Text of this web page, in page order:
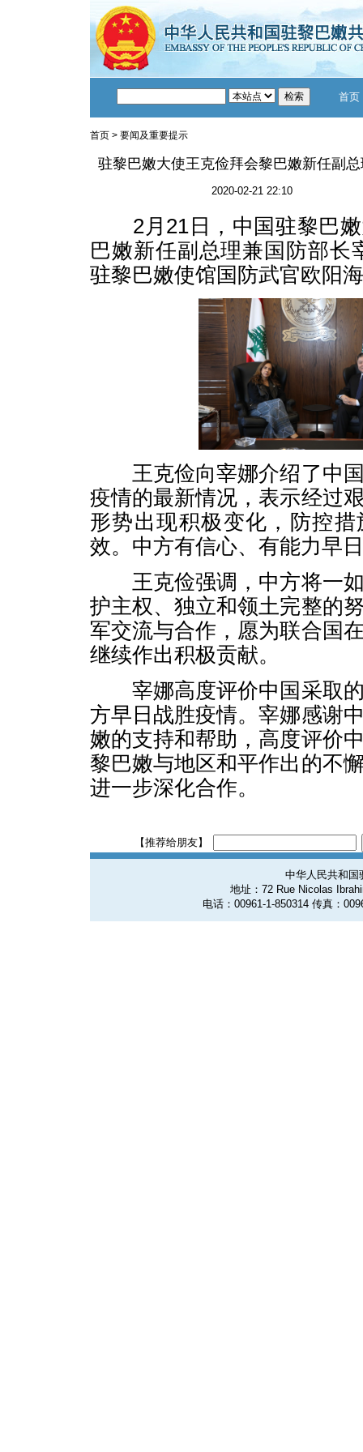
首页
首页 > 要闻及重要提示
驻黎巴嫩大使王克俭拜会黎巴嫩新任副
2020-02-21 22:10
2月21日，中国驻黎巴嫩
巴嫩新任副总理兼国防部长
驻黎巴嫩使馆国防武官欧阳
王克俭向宰娜介绍了中国
疫情的最新情况，表示经过
形势出现积极变化，防控
效。中方有信心、有能力早
王克俭强调，中方将一如
护主权、独立和领土完整的
军交流与合作，愿为联合国
继续作出积极贡献。
宰娜高度评价中国采取的
方早日战胜疫情。宰娜感谢
嫩的支持和帮助，高度评价
黎巴嫩与地区和平作出的不
进一步深化合作。
【推荐给朋友】
中华人民共和国
地址：72 Rue Nicolas
电话：00961-1-850314 传真：